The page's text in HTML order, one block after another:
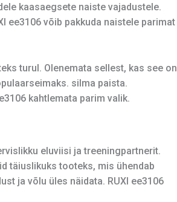
kaasaegsete naiste vajadustele.
ee3106 võib pakkuda naistele parimat
turul. Olenemata sellest, kas see on
silma paista.
kahtlemata parim valik.
eluviisi ja treeningpartnerit.
täiuslikuks tooteks, mis ühendab
ja võlu üles näidata. RUXI ee3106